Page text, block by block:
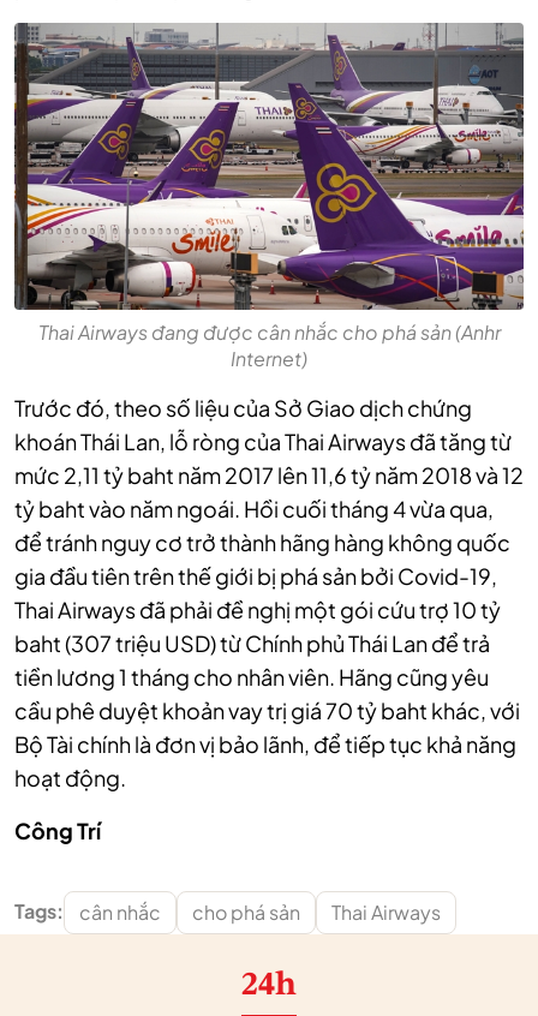
Thai Airways đang được cân nhắc cho phá sản (Anhr
Internet)
Trước đó, theo số liệu của Sở Giao dịch chứng
khoán Thái Lan, lỗ ròng của Thai Airways đã tăng từ
mức 2,11 tỷ baht năm 2017 lên 11,6 tỷ năm 2018 và 12
tỷ baht vào năm ngoái. Hồi cuối tháng 4 vừa qua,
để tránh nguy cơ trở thành hãng hàng không quốc
gia đầu tiên trên thế giới bị phá sản bởi Covid-19,
Thai Airways đã phải đề nghị một gói cứu trợ 10 tỷ
baht (307 triệu USD) từ Chính phủ Thái Lan để trả
tiền lương 1 tháng cho nhân viên. Hãng cũng yêu
cầu phê duyệt khoản vay trị giá 70 tỷ baht khác, với
Bộ Tài chính là đơn vị bảo lãnh, để tiếp tục khả năng
hoạt động.
Công Trí
Tags: cân nhắc cho phá sản Thai Airways
24h